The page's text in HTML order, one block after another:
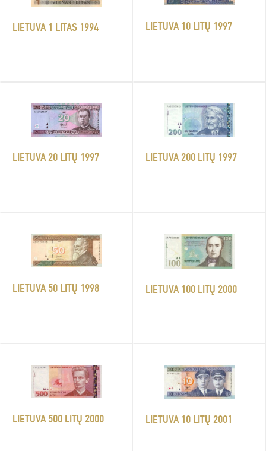
LIETUVA 1 LITAS 1994 LIETUVA 10 LITŲ 1997
LIETUVA 20 LITŲ 1997 LIETUVA 200 LITŲ 1997
LIETUVA 50 LITŲ 1998 LIETUVA 100 LITŲ 2000
LIETUVA 500 LITŲ 2000 LIETUVA 10 LITŲ 2001